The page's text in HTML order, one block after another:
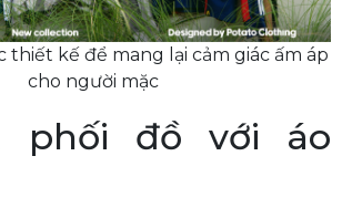
thiết kế để mang lại cảm giác ấm áp
cho người mặc
phối đồ với áo